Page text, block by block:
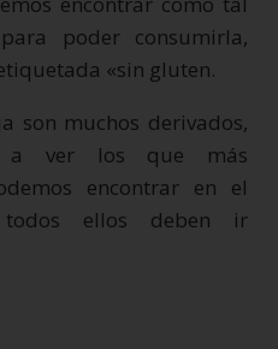
poder consumirla,
«sin gluten.
son muchos derivados,
ver los que más
encontrar en el
ellos deben ir